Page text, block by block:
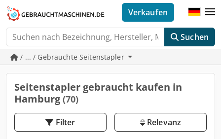
Suchen
Verkaufen
/ ... / Gebrauchte Seitenstapler
Seitenstapler gebraucht kaufen in
Hamburg (70)
Filter Relevanz